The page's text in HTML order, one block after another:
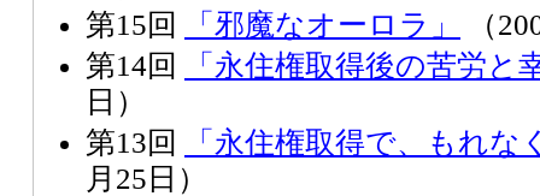
第15回
「邪魔なオーロラ」
（
第14回
「永住権取得後の苦労と
日）
第13回
「永住権取得で、もれな
月25日）